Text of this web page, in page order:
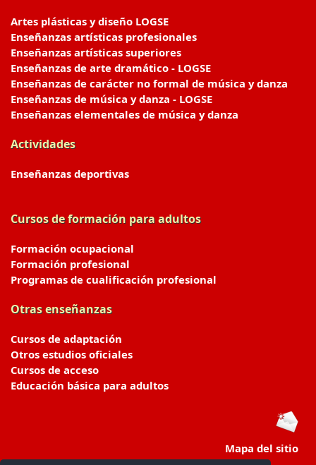
Artes plásticas y diseño LOGSE
Enseñanzas artísticas profesionales
Enseñanzas artísticas superiores
Enseñanzas de arte dramático - LOGSE
Enseñanzas de carácter no formal de música y danza
Enseñanzas de música y danza - LOGSE
Enseñanzas elementales de música y danza
Actividades
Enseñanzas deportivas
Cursos de formación para adultos
Formación ocupacional
Formación profesional
Programas de cualificación profesional
Otras enseñanzas
Cursos de adaptación
Otros estudios oficiales
Cursos de acceso
Educación básica para adultos
Mapa del sitio